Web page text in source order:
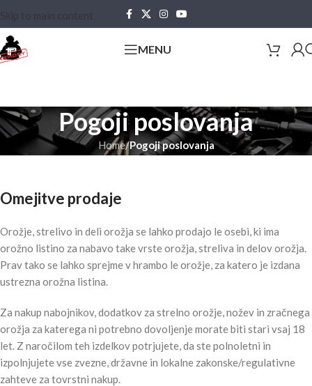
Skip to main content
MENU
Pogoji poslovanja
Home/Pogoji poslovanja
Omejitve prodaje
Orožje, strelivo in deli orožja se lahko prodajo le osebi, ki ima
orožno listino za nabavo take vrste orožja, streliva in delov orožja.
Prav tako se lahko sprejme v hrambo le orožje, za katero je izdana
ustrezna orožna listina.
Za nakup nabojnikov, dodatkov za strelno orožje, nožev in zračnega
orožja za katerega ni potrebno dovoljenje morate biti stari vsaj 18
let. Z naročilom teh izdelkov potrjujete, da ste polnoletni in
izpolnjujete vse zvezne, državne in lokalne zakonske/regulativne
zahteve za tovrstni nakup.